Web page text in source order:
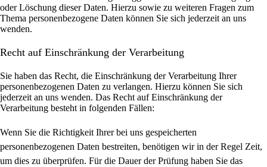
oder Löschung dieser Daten. Hierzu sowie zu weiteren Fragen zum
Thema personenbezogene Daten können Sie sich jederzeit an uns
wenden.
Recht auf Einschränkung der Verarbeitung
Sie haben das Recht, die Einschränkung der Verarbeitung Ihrer
personenbezogenen Daten zu verlangen. Hierzu können Sie sich
jederzeit an uns wenden. Das Recht auf Einschränkung der
Verarbeitung besteht in folgenden Fällen:
Wenn Sie die Richtigkeit Ihrer bei uns gespeicherten
personenbezogenen Daten bestreiten, benötigen wir in der Regel Zeit,
um dies zu überprüfen. Für die Dauer der Prüfung haben Sie das